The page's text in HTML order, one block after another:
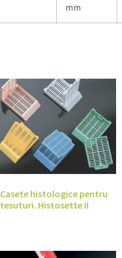
mm
Casete histologice pentru
tesuturi. Histosette II